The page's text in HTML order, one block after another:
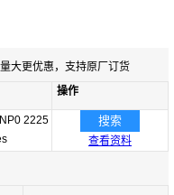
大更优惠，支持原厂订货
操作
2225
搜索
查看资料